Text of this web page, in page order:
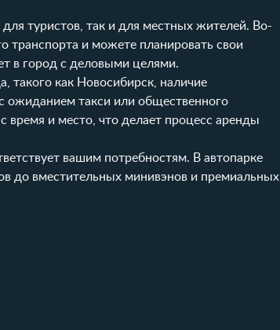
туристов, так и для местных жителей. Во-
транспорта и можете планировать свои
в город с деловыми целями.
такого как Новосибирск, наличие
ожиданием такси или общественного
время и место, что делает процесс аренды
вашим потребностям. В автопарке
до вместительных минивэнов и премиальных